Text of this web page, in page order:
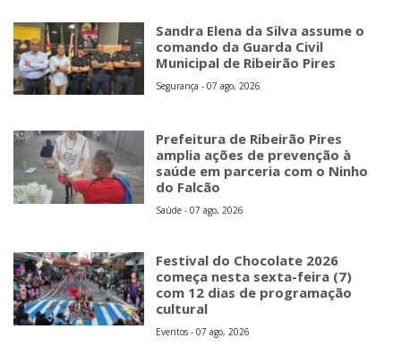
Sandra Elena da Silva assume o
comando da Guarda Civil
Municipal de Ribeirão Pires
Segurança - 07 ago, 2026
Prefeitura de Ribeirão Pires
amplia ações de prevenção à
saúde em parceria com o Ninho
do Falcão
Saúde - 07 ago, 2026
Festival do Chocolate 2026
começa nesta sexta-feira (7)
com 12 dias de programação
cultural
Eventos - 07 ago, 2026